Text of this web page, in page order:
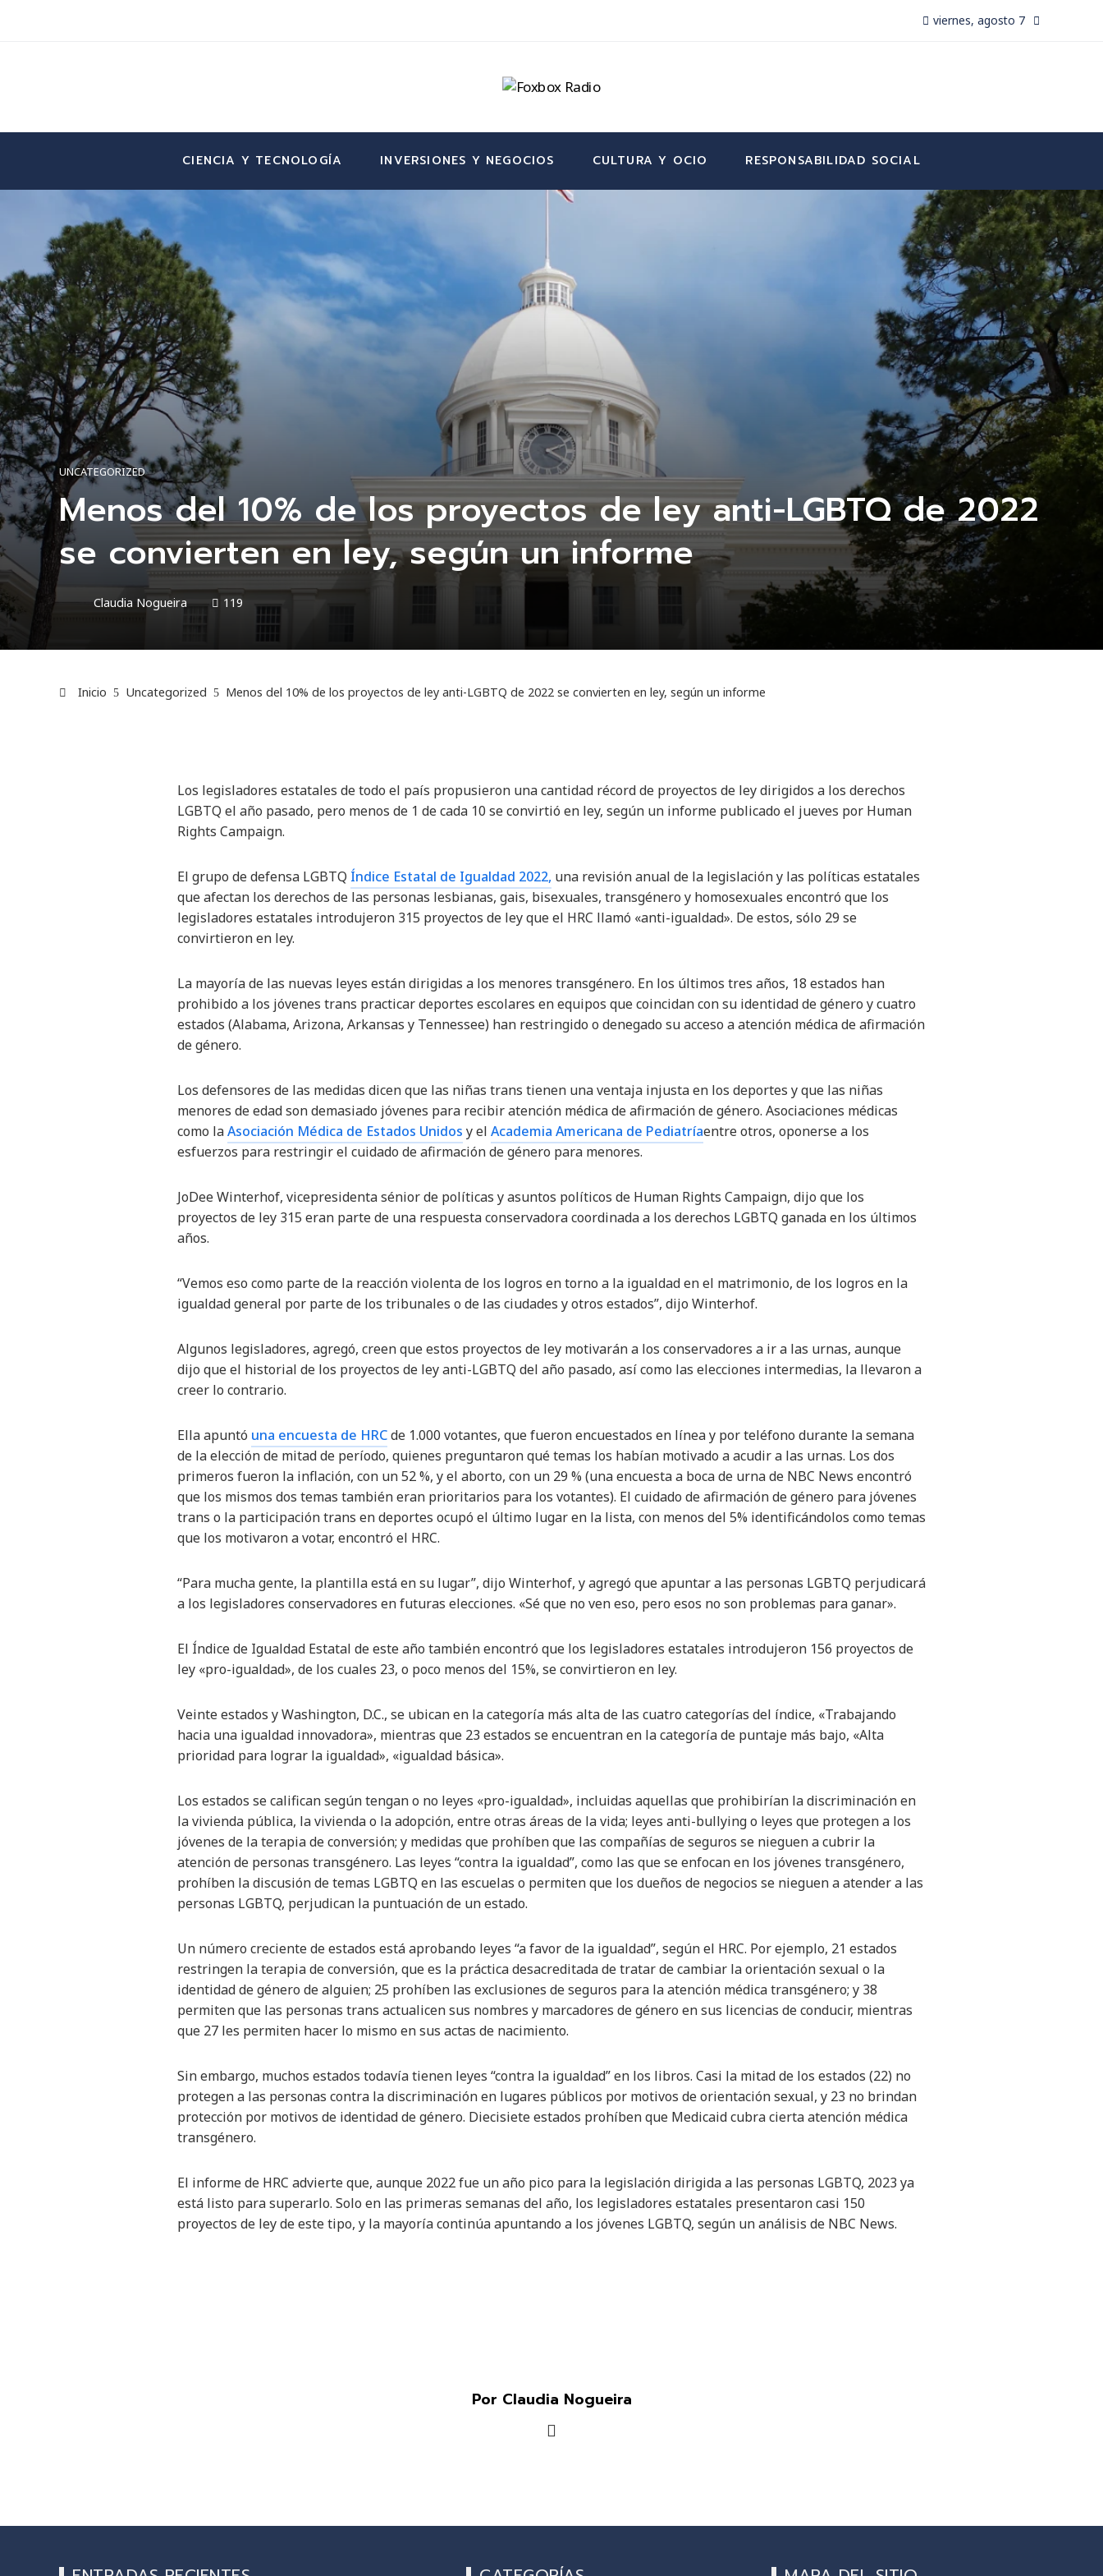
viernes, agosto 7
CIENCIA Y TECNOLOGÍA INVERSIONES Y NEGOCIOS CULTURA Y OCIO RESPONSABILIDAD SOCIAL
UNCATEGORIZED
Menos del 10% de los proyectos de ley anti-LGBTQ de 2022
se convierten en ley, según un informe
Claudia Nogueira 119
Inicio Uncategorized Menos del 10% de los proyectos de ley anti-LGBTQ de 2022 se convierten en ley, según un informe
Los legisladores estatales de todo el país propusieron una cantidad récord de proyectos de ley dirigidos a los derechos
LGBTQ el año pasado, pero menos de 1 de cada 10 se convirtió en ley, según un informe publicado el jueves por Human
Rights Campaign.
El grupo de defensa LGBTQ Índice Estatal de Igualdad 2022, una revisión anual de la legislación y las políticas estatales
que afectan los derechos de las personas lesbianas, gais, bisexuales, transgénero y homosexuales encontró que los
legisladores estatales introdujeron 315 proyectos de ley que el HRC llamó «anti-igualdad». De estos, sólo 29 se
convirtieron en ley.
La mayoría de las nuevas leyes están dirigidas a los menores transgénero. En los últimos tres años, 18 estados han
prohibido a los jóvenes trans practicar deportes escolares en equipos que coincidan con su identidad de género y cuatro
estados (Alabama, Arizona, Arkansas y Tennessee) han restringido o denegado su acceso a atención médica de afirmación
de género.
Los defensores de las medidas dicen que las niñas trans tienen una ventaja injusta en los deportes y que las niñas
menores de edad son demasiado jóvenes para recibir atención médica de afirmación de género. Asociaciones médicas
como laAsociación Médica de Estados Unidos y el Academia Americana de Pediatríaentre otros, oponerse a los
esfuerzos para restringir el cuidado de afirmación de género para menores.
JoDee Winterhof, vicepresidenta sénior de políticas y asuntos políticos de Human Rights Campaign, dijo que los
proyectos de ley 315 eran parte de una respuesta conservadora coordinada a los derechos LGBTQ ganada en los últimos
años.
“Vemos eso como parte de la reacción violenta de los logros en torno a la igualdad en el matrimonio, de los logros en la
igualdad general por parte de los tribunales o de las ciudades y otros estados”, dijo Winterhof.
Algunos legisladores, agregó, creen que estos proyectos de ley motivarán a los conservadores a ir a las urnas, aunque
dijo que el historial de los proyectos de ley anti-LGBTQ del año pasado, así como las elecciones intermedias, la llevaron a
creer lo contrario.
Ella apuntó una encuesta de HRCde 1.000 votantes, que fueron encuestados en línea y por teléfono durante la semana
de la elección de mitad de período, quienes preguntaron qué temas los habían motivado a acudir a las urnas. Los dos
primeros fueron la inflación, con un 52 %, y el aborto, con un 29 % (una encuesta a boca de urna de NBC News encontró
que los mismos dos temas también eran prioritarios para los votantes). El cuidado de afirmación de género para jóvenes
trans o la participación trans en deportes ocupó el último lugar en la lista, con menos del 5% identificándolos como temas
que los motivaron a votar, encontró el HRC.
“Para mucha gente, la plantilla está en su lugar”, dijo Winterhof, y agregó que apuntar a las personas LGBTQ perjudicará
a los legisladores conservadores en futuras elecciones. «Sé que no ven eso, pero esos no son problemas para ganar».
El Índice de Igualdad Estatal de este año también encontró que los legisladores estatales introdujeron 156 proyectos de
ley «pro-igualdad», de los cuales 23, o poco menos del 15%, se convirtieron en ley.
Veinte estados y Washington, D.C., se ubican en la categoría más alta de las cuatro categorías del índice, «Trabajando
hacia una igualdad innovadora», mientras que 23 estados se encuentran en la categoría de puntaje más bajo, «Alta
prioridad para lograr la igualdad», «igualdad básica».
Los estados se califican según tengan o no leyes «pro-igualdad», incluidas aquellas que prohibirían la discriminación en
la vivienda pública, la vivienda o la adopción, entre otras áreas de la vida; leyes anti-bullying o leyes que protegen a los
jóvenes de la terapia de conversión; y medidas que prohíben que las compañías de seguros se nieguen a cubrir la
atención de personas transgénero. Las leyes “contra la igualdad”, como las que se enfocan en los jóvenes transgénero,
prohíben la discusión de temas LGBTQ en las escuelas o permiten que los dueños de negocios se nieguen a atender a las
personas LGBTQ, perjudican la puntuación de un estado.
Un número creciente de estados está aprobando leyes “a favor de la igualdad”, según el HRC. Por ejemplo, 21 estados
restringen la terapia de conversión, que es la práctica desacreditada de tratar de cambiar la orientación sexual o la
identidad de género de alguien; 25 prohíben las exclusiones de seguros para la atención médica transgénero; y 38
permiten que las personas trans actualicen sus nombres y marcadores de género en sus licencias de conducir, mientras
que 27 les permiten hacer lo mismo en sus actas de nacimiento.
Sin embargo, muchos estados todavía tienen leyes “contra la igualdad” en los libros. Casi la mitad de los estados (22) no
protegen a las personas contra la discriminación en lugares públicos por motivos de orientación sexual, y 23 no brindan
protección por motivos de identidad de género. Diecisiete estados prohíben que Medicaid cubra cierta atención médica
transgénero.
El informe de HRC advierte que, aunque 2022 fue un año pico para la legislación dirigida a las personas LGBTQ, 2023 ya
está listo para superarlo. Solo en las primeras semanas del año, los legisladores estatales presentaron casi 150
proyectos de ley de este tipo, y la mayoría continúa apuntando a los jóvenes LGBTQ, según un análisis de NBC News.
Por Claudia Nogueira